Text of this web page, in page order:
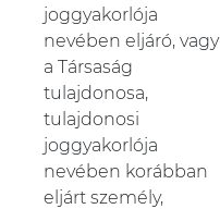
joggyakorlója
nevében eljáró, vagy
a Társaság
tulajdonosa,
tulajdonosi
joggyakorlója
nevében korábban
eljárt személy,